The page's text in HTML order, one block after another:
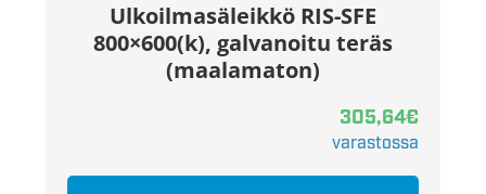
Ulkoilmasäleikkö RIS-SFE
800×600(k), galvanoitu teräs
(maalamaton)
305,64€
varastossa